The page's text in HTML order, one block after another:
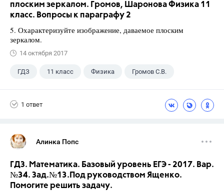
плоским зеркалом. Громов, Шаронова Физика 11
класс. Вопросы к параграфу 2
5. Охарактеризуйте изображение, даваемое плоским
зеркалом.
14 октября 2017
ГДЗ 11 класс Физика Громов С.В.
1 ответ
Алинка Попс
ГДЗ. Математика. Базовый уровень ЕГЭ - 2017. Вар.
№34. Зад.№13.Под руководством Ященко.
Помогите решить задачу.